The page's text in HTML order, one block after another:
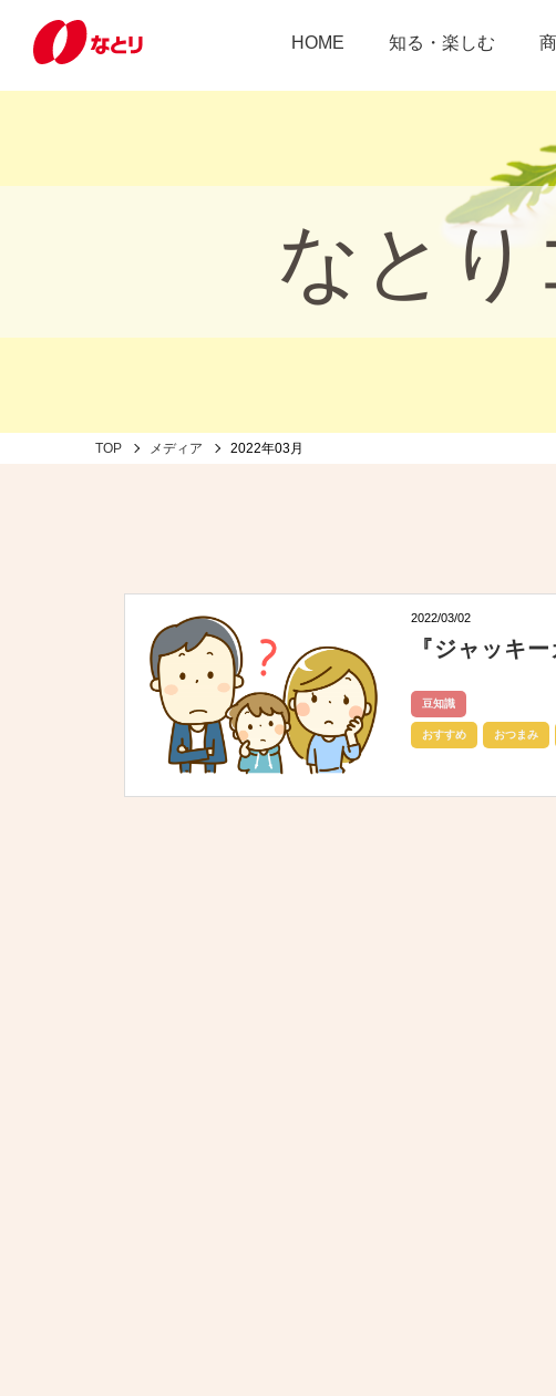
HOME 知る・楽しむ
なと
TOP メディア 2022年03月
2022/03/02
『ジャッキ
豆知識
おすすめ おつまみ